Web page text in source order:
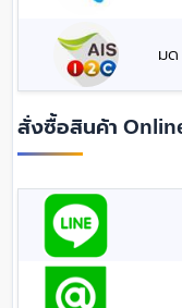
มด
สั่งซื้อสินค้า